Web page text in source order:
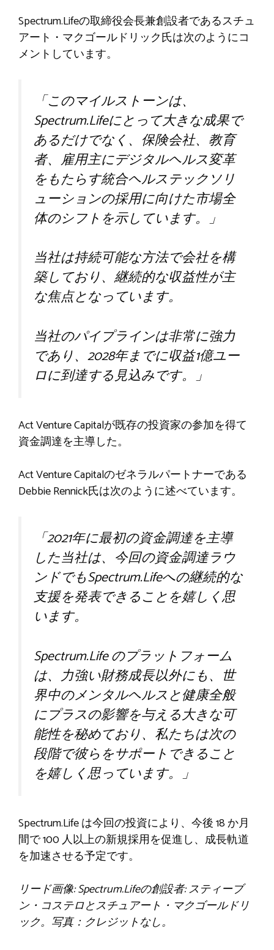
Spectrum.Lifeの取締役会長兼創設者であるスチュ
アート・マクゴールドリック氏は次のようにコ
メントしています。
「このマイルストーンは、
Spectrum.Lifeにとって大きな成果で
あるだけでなく、保険会社、教育
者、雇用主にデジタルヘルス変革
をもたらす統合ヘルステックソリ
ューションの採用に向けた市場全
体のシフトを示しています。」
当社は持続可能な方法で会社を構
築しており、継続的な収益性が主
な焦点となっています。
当社のパイプラインは非常に強力
であり、2028年までに収益1億ユー
ロに到達する見込みです。」
Act Venture Capitalが既存の投資家の参加を得て
資金調達を主導した。
Act Venture Capitalのゼネラルパートナーである
Debbie Rennick氏は次のように述べています。
「2021年に最初の資金調達を主導
した当社は、今回の資金調達ラウ
ンドでもSpectrum.Lifeへの継続的な
支援を発表できることを嬉しく思
います。
Spectrum.Life のプラットフォーム
は、力強い財務成長以外にも、世
界中のメンタルヘルスと健康全般
にプラスの影響を与える大きな可
能性を秘めており、私たちは次の
段階で彼らをサポートできること
を嬉しく思っています。」
Spectrum.Life は今回の投資により、今後 18 か月
間で 100 人以上の新規採用を促進し、成長軌道
を加速させる予定です。
リード画像:Spectrum.Lifeの創設者:スティーブ
ン・コステロとスチュアート・マクゴールドリ
ック。写真：クレジットなし。